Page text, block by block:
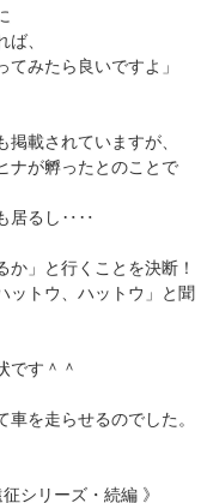
、
みたら良いですよ」
載されていますが、
ナが孵ったとのことで
居るし‥‥
」と行くことを決断！
ットウ、ハットウ」と聞
です＾＾
を走らせるのでした。
シリーズ・続編 》